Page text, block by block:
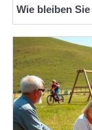
Wie bleiben